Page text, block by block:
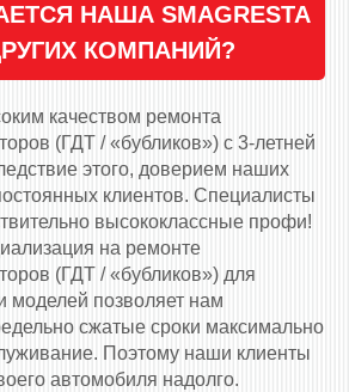
НАША SMAGRESTA
КОМПАНИЙ?
качеством ремонта
(ГДТ / «бубликов») с 3-летней
этого, доверием наших
клиентов. Специалисты
высококлассные профи!
на ремонте
(ГДТ / «бубликов») для
моделей позволяет нам
сжатые сроки максимально
Поэтому наши клиенты
автомобиля надолго.